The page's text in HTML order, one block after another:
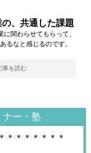
の、共通した課題
に関わらせてもらって、
るなと感じるのです。
事を読む
ナー・塾
＊＊＊＊＊＊＊